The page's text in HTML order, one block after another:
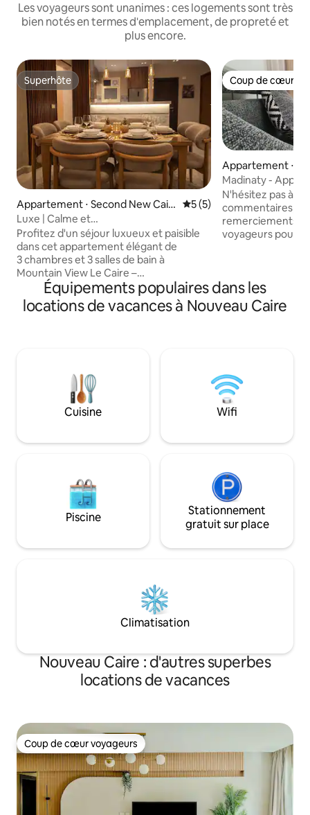
Les voyageurs sont unanimes : ces logements sont très
bien notés en termes d'emplacement, de propreté et
plus encore.
Superhôte
Superhôte
Appartement ⋅ Second New Cair
o
Évaluation moyenne sur
5 (5)
Luxe | Calme et
confort | MV I City New Cairo
Profitez d'un séjour luxueux et paisible
dans cet appartement élégant de
3 chambres et 3 salles de bain à
Mountain View Le Caire –
Nouveau Caire. L'appartement
bénéficie d'une vue imprenable et
dégagée, ce qui crée une atmosphère
expérience de vie haut de gamme dans
l’un des complexes les plus prestigieux
pas d'une mosquée, d'un supermarché
billets, et à distance de marche du
Coup de cœur
Coup de cœur
Appartement ⋅
Cairo
Madinaty -
2 chambres
N'hésitez pas à
commentaires,
remerciements à
voyageurs pour
vous verrez vos
notre calendrier,
effectuer la
cet appartement
deux chambres à
proximité des
les transports
Équipements populaires dans les
locations de vacances à Nouveau Caire
Cuisine Wifi
Piscine
Stationnement
gratuit sur place
Climatisation
Nouveau Caire : d'autres superbes
locations de vacances
Coup de cœur voyageurs
Coup de cœur voyageurs